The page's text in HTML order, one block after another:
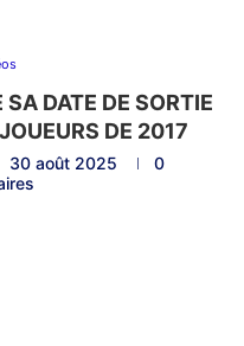
DATE DE SORTIE
DE 2017
30 août 2025
0